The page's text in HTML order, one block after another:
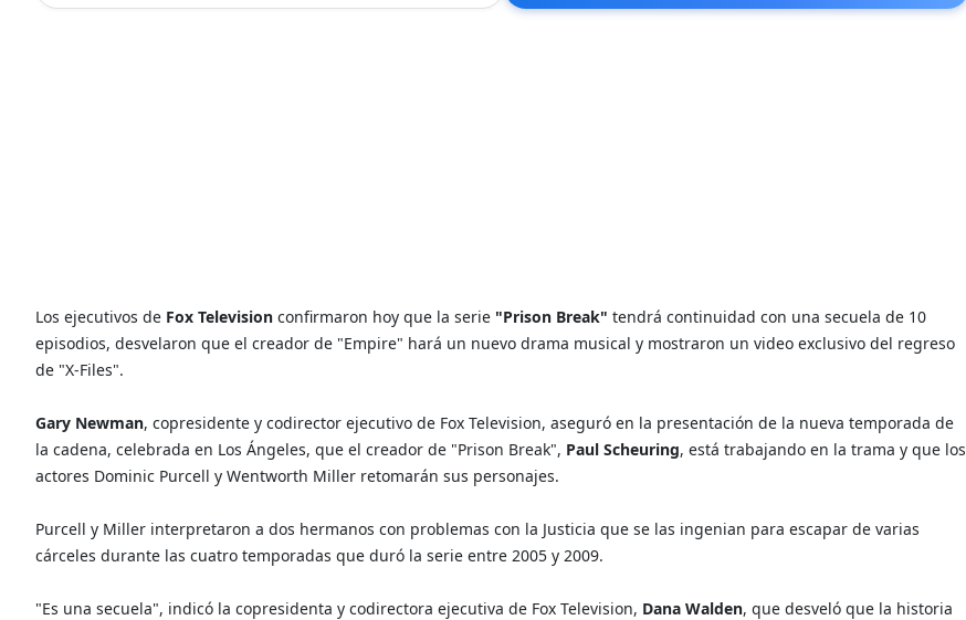
Los ejecutivos de Fox Television confirmaron hoy que la serie "Prison Break" tendrá continuidad con una secuela de 10
episodios, desvelaron que el creador de "Empire" hará un nuevo drama musical y mostraron un video exclusivo del regreso
de "X-Files".
Gary Newman, copresidente y codirector ejecutivo de Fox Television, aseguró en la presentación de la nueva temporada de
la cadena, celebrada en Los Ángeles, que el creador de "Prison Break", Paul Scheuring, está trabajando en la trama y que los
actores Dominic Purcell y Wentworth Miller retomarán sus personajes.
Purcell y Miller interpretaron a dos hermanos con problemas con la Justicia que se las ingenian para escapar de varias
cárceles durante las cuatro temporadas que duró la serie entre 2005 y 2009.
"Es una secuela", indicó la copresidenta y codirectora ejecutiva de Fox Television, Dana Walden, que desveló que la historia